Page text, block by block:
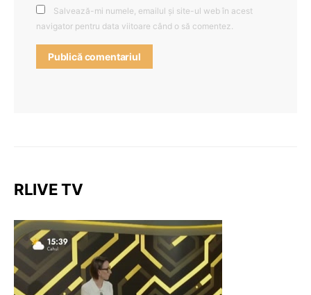
Salvează-mi numele, emailul și site-ul web în acest
navigator pentru data viitoare când o să comentez.
RLIVE TV